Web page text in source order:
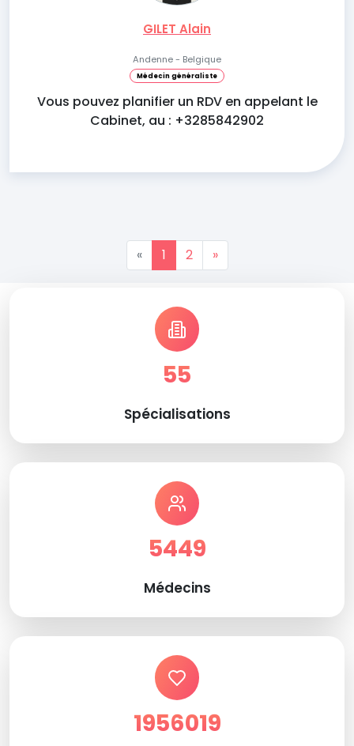
GILET Alain
Andenne - Belgique
Médecin généraliste
Vous pouvez planifier un RDV en appelant le
Cabinet, au : +3285842902
« 1 2 »
55
Spécialisations
5449
Médecins
1956019